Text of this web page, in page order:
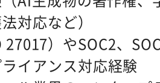
対応など）
27017）やSOC2、
イアンス対応経験